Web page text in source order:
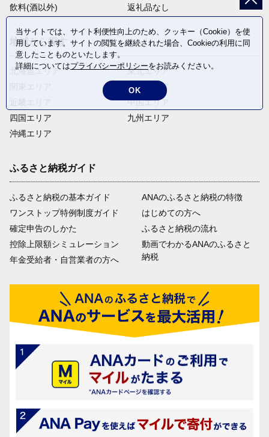
飲料(酒以外)
返礼品なし
地域から探す
北海道エリア
四国エリア
沖縄エリア
東北エリア
中部エリア
中国エリア
九州エリア
ふるさと納税ガイド
ふるさと納税の基本ガイド
ワンストップ特例制度ガイド
確定申告のしかた
控除上限額シミュレーション
年金受給者・自営業者の方へ
ANAのふるさと納税の特徴
はじめての方へ
ふるさと納税の流れ
動画でわかるANAのふるさと
納税
当サイトでは、サイト利便性向上のため、クッキー（Cookie）を使
用しています。サイトの閲覧を継続された場合、Cookieの利用に同
意したことものといたします。
詳細についてはプライバシーポリシーをお読みください。
OK